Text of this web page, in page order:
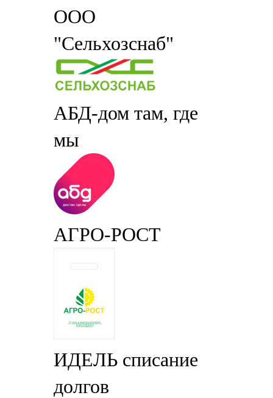
ООО
"Сельхозснаб"
АБД-дом там, где
мы
АГРО-РОСТ
ИДЕЛЬ списание
долгов